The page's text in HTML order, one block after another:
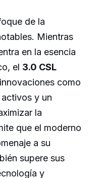
de la
Mientras
en la esencia
el 3.0 CSL
como
y un
la
que el moderno
a su
supere sus
y